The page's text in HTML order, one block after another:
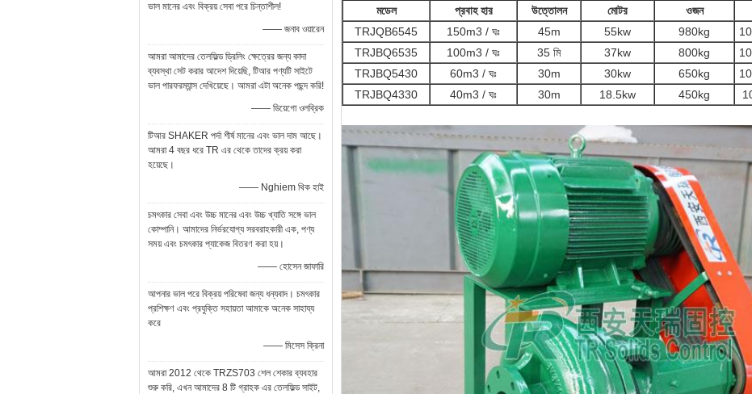
ভাল মানের এবং বিক্রয় সেবা পরে চিন্তাশীল!
—— জনাব ওয়ারেন
আমরা আমাদের তেলফিল্ড ড্রিলিং ক্ষেত্রের জন্য কাদা
ব্যবস্থা সেট করার আদেশ দিয়েছি, টিআর পণ্যটি সাইটে
ভাল পারফরম্যান্স দেখিয়েছে। আমরা এটা অনেক পছন্দ করি!
—— ডিয়েগো ওলব্রিক
টিআর SHAKER পর্দা শীর্ষ মানের এবং ভাল দাম আছে।
আমরা 4 বছর ধরে TR এর থেকে তাদের ক্রয় করা
হয়েছে।
—— Nghiem থিক হাই
চমৎকার সেবা এবং উচ্চ মানের এবং উচ্চ খ্যাতি সঙ্গে ভাল
কোম্পানি। আমাদের নির্ভরযোগ্য সরবরাহকারী এক, পণ্য
সময় এবং চমৎকার প্যাকেজ বিতরণ করা হয়।
—— হোসেন জাফারি
আপনার ভাল পরে বিক্রয় পরিষেবা জন্য ধন্যবাদ। চমৎকার
প্রশিক্ষণ এবং প্রযুক্তি সহায়তা আমাকে অনেক সাহায্য
করে
—— মিসেস ক্রিনা
আমরা 2012 থেকে TRZS703 শেল শেকার ব্যবহার
শুরু করি, এখন আমাদের 8 টি গ্রাহক এর তেলফিল্ড সাইট,
মডেল প্রবাহ হার উত্তোলন মোটর ওজন
TRJQB6545
150m3 / ঘঃ 45m 55kw 980kg
TRJBQ6535
100m3 / ঘঃ 35 মি 37kw 800kg
TRJBQ5430
60m3 / ঘঃ 30m 30kw 650kg
TRJBQ4330
40m3 / ঘঃ 30m 18.5kw 450kg